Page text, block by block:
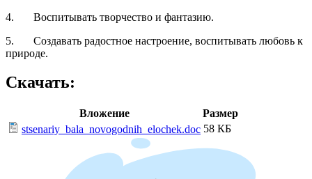
4. Воспитывать творчество и фантазию.
5. Создавать радостное настроение, воспитывать любовь к
природе.
Скачать:
Вложение
Размер
stsenariy_bala_novogodnih_elochek.doc 58 КБ